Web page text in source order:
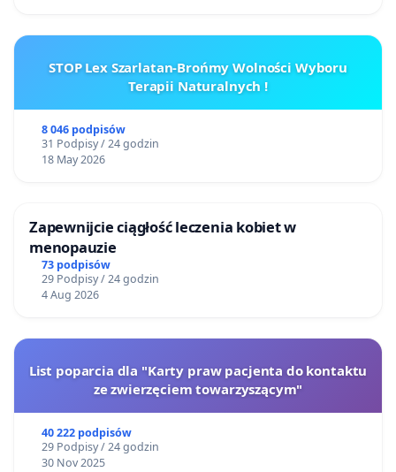
STOP Lex Szarlatan-Brońmy Wolności Wyboru
Terapii Naturalnych !
8 046 podpisów
31 Podpisy / 24 godzin
18 May 2026
Zapewnijcie ciągłość leczenia kobiet w
menopauzie
73 podpisów
29 Podpisy / 24 godzin
4 Aug 2026
List poparcia dla "Karty praw pacjenta do kontaktu
ze zwierzęciem towarzyszącym"
40 222 podpisów
29 Podpisy / 24 godzin
30 Nov 2025